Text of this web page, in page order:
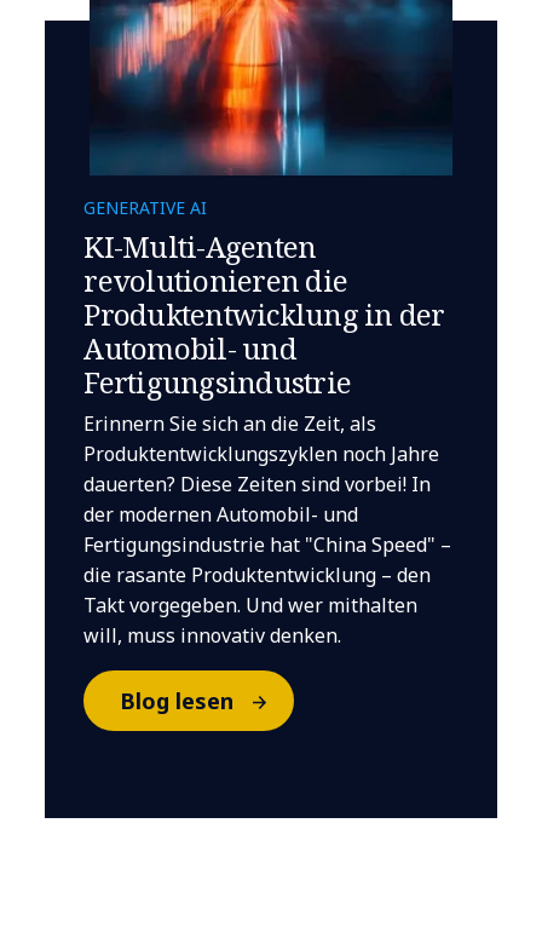
GENERATIVE AI
KI-Multi-Agenten
revolutionieren die
Produktentwicklung in der
Automobil- und
Fertigungsindustrie
Erinnern Sie sich an die Zeit, als
Produktentwicklungszyklen noch Jahre
dauerten? Diese Zeiten sind vorbei! In
der modernen Automobil- und
Fertigungsindustrie hat "China Speed" –
die rasante Produktentwicklung – den
Takt vorgegeben. Und wer mithalten
will, muss innovativ denken.
Blog lesen